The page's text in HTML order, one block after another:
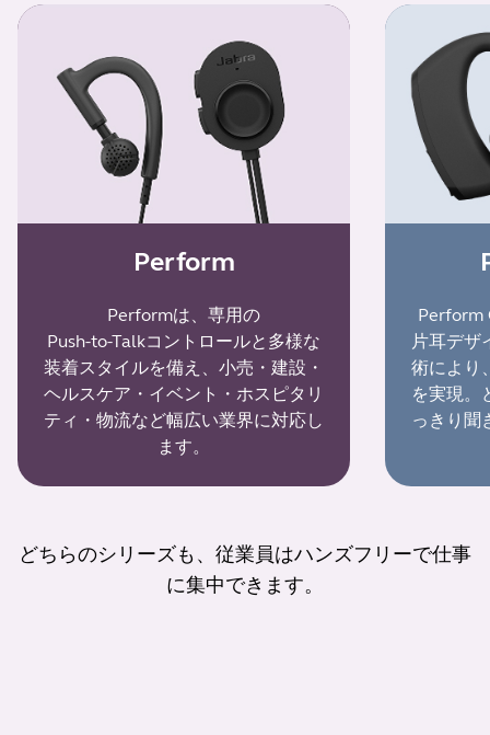
Perform
Performは、専用の
Push-to-Talkコントロールと多様な
装着スタイルを備え、小売・建設・
ヘルスケア・イベント・ホスピタリ
ティ・物流など幅広い業界に対応し
ます。
Perform
片耳デザ
術により
を実現。
っきり聞
どちらのシリーズも、従業員はハンズフリーで仕事
に集中できます。